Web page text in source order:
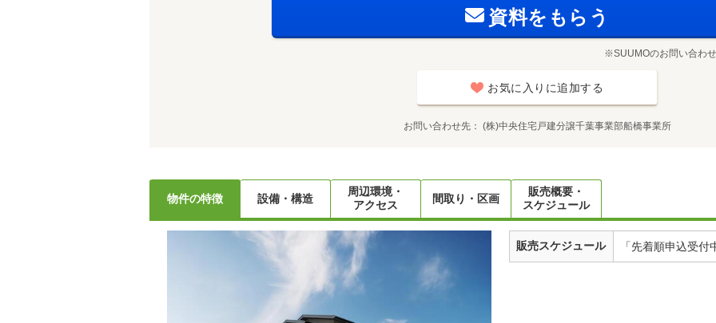
資料をもらう
※SUUMOのお問い合わ
お気に入りに追加する
お問い合わせ先 (株)中央住宅戸建分譲千葉事業部船橋事業所
物件の特徴 設備・構造
周辺環境・
アクセス
間取り・区画
販売概要・
スケジュール
販売スケジュール 「先着順申込受付